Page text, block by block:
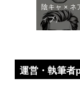
陰キャ × ネ
ィブ）
運営・執筆者